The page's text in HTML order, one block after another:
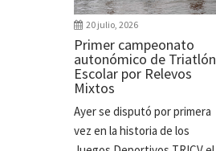
20 julio, 2026
Primer campeonato
autonómico de Triatlón
Escolar por Relevos
Mixtos
Ayer se disputó por primera
vez en la historia de los